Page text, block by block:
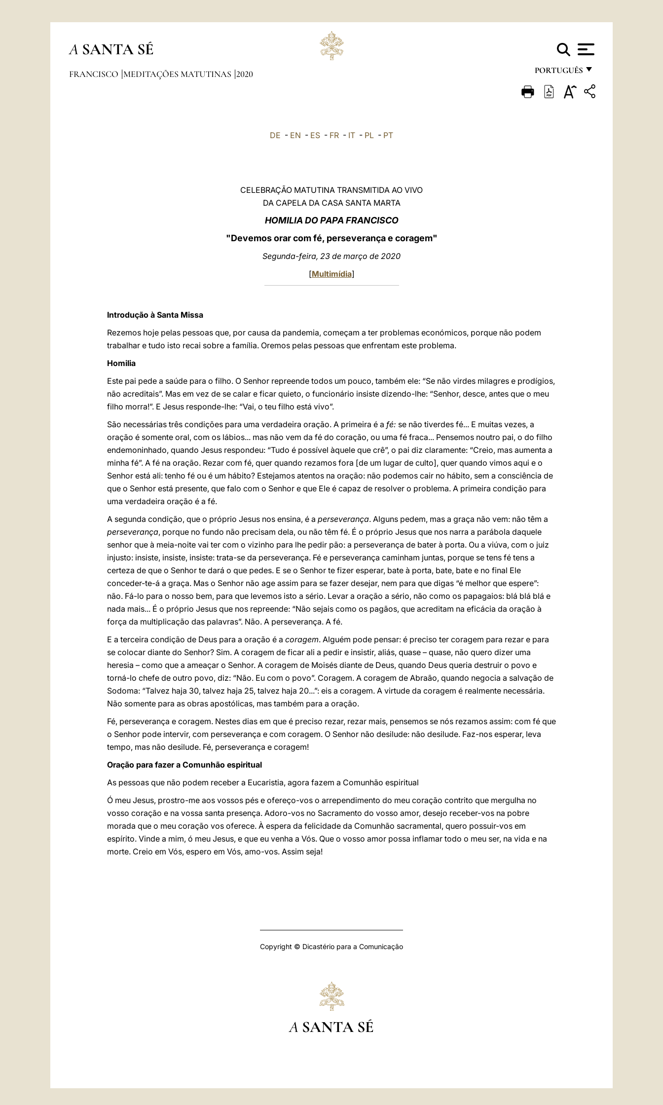
A SANTA SÉ
PORTUGUÊS
FRANÇAIS
FRANCISCO MEDITAÇÕES MATUTINAS 2020
DE - EN - ES - FR - IT - PL - PT
CELEBRAÇÃO MATUTINA TRANSMITIDA AO VIVO
DA CAPELA DA CASA SANTA MARTA
HOMILIA DO PAPA FRANCISCO
"Devemos orar com fé, perseverança e coragem"
Segunda-feira, 23 de março de 2020
[Multimídia]
Introdução à Santa Missa
Rezemos hoje pelas pessoas que, por causa da pandemia, começam a ter problemas económicos, porque não podem
trabalhar e tudo isto recai sobre a família. Oremos pelas pessoas que enfrentam este problema.
Homilia
Este pai pede a saúde para o filho. O Senhor repreende todos um pouco, também ele: “Se não virdes milagres e prodígios,
não acreditais”. Mas em vez de se calar e ficar quieto, o funcionário insiste dizendo-lhe: “Senhor, desce, antes que o meu
filho morra!”. E Jesus responde-lhe: “Vai, o teu filho está vivo”.
São necessárias três condições para uma verdadeira oração. A primeira é a fé: se não tiverdes fé... E muitas vezes, a
oração é somente oral, com os lábios... mas não vem da fé do coração, ou uma fé fraca... Pensemos noutro pai, o do filho
endemoninhado, quando Jesus respondeu: “Tudo é possível àquele que crê”, o pai diz claramente: “Creio, mas aumenta a
minha fé”. A fé na oração. Rezar com fé, quer quando rezamos fora [de um lugar de culto], quer quando vimos aqui e o
Senhor está ali: tenho fé ou é um hábito? Estejamos atentos na oração: não podemos cair no hábito, sem a consciência de
que o Senhor está presente, que falo com o Senhor e que Ele é capaz de resolver o problema. A primeira condição para
uma verdadeira oração é a fé.
A segunda condição, que o próprio Jesus nos ensina, é a perseverança. Alguns pedem, mas a graça não vem: não têm a
perseverança, porque no fundo não precisam dela, ou não têm fé. É o próprio Jesus que nos narra a parábola daquele
senhor que à meia-noite vai ter com o vizinho para lhe pedir pão: a perseverança de bater à porta. Ou a viúva, com o juiz
injusto: insiste, insiste, insiste: trata-se da perseverança. Fé e perseverança caminham juntas, porque se tens fé tens a
certeza de que o Senhor te dará o que pedes. E se o Senhor te fizer esperar, bate à porta, bate, bate e no final Ele
conceder-te-á a graça. Mas o Senhor não age assim para se fazer desejar, nem para que digas “é melhor que espere”:
não. Fá-lo para o nosso bem, para que levemos isto a sério. Levar a oração a sério, não como os papagaios: blá blá blá e
nada mais... É o próprio Jesus que nos repreende: “Não sejais como os pagãos, que acreditam na eficácia da oração à
força da multiplicação das palavras”. Não. A perseverança. A fé.
E a terceira condição de Deus para a oração é a coragem. Alguém pode pensar: é preciso ter coragem para rezar e para
se colocar diante do Senhor? Sim. A coragem de ficar ali a pedir e insistir, aliás, quase – quase, não quero dizer uma
heresia – como que a ameaçar o Senhor. A coragem de Moisés diante de Deus, quando Deus queria destruir o povo e
torná-lo chefe de outro povo, diz: “Não. Eu com o povo”. Coragem. A coragem de Abraão, quando negocia a salvação de
Sodoma: “Talvez haja 30, talvez haja 25, talvez haja 20...”: eis a coragem. A virtude da coragem é realmente necessária.
Não somente para as obras apostólicas, mas também para a oração.
Fé, perseverança e coragem. Nestes dias em que é preciso rezar, rezar mais, pensemos se nós rezamos assim: com fé que
o Senhor pode intervir, com perseverança e com coragem. O Senhor não desilude: não desilude. Faz-nos esperar, leva
tempo, mas não desilude. Fé, perseverança e coragem!
Oração para fazer a Comunhão espiritual
As pessoas que não podem receber a Eucaristia, agora fazem a Comunhão espiritual
Ó meu Jesus, prostro-me aos vossos pés e ofereço-vos o arrependimento do meu coração contrito que mergulha no
vosso coração e na vossa santa presença. Adoro-vos no Sacramento do vosso amor, desejo receber-vos na pobre
morada que o meu coração vos oferece. À espera da felicidade da Comunhão sacramental, quero possuir-vos em
espírito. Vinde a mim, ó meu Jesus, e que eu venha a Vós. Que o vosso amor possa inflamar todo o meu ser, na vida e na
morte. Creio em Vós, espero em Vós, amo-vos. Assim seja!
Copyright © Dicastério para a Comunicação
A SANTA SÉ